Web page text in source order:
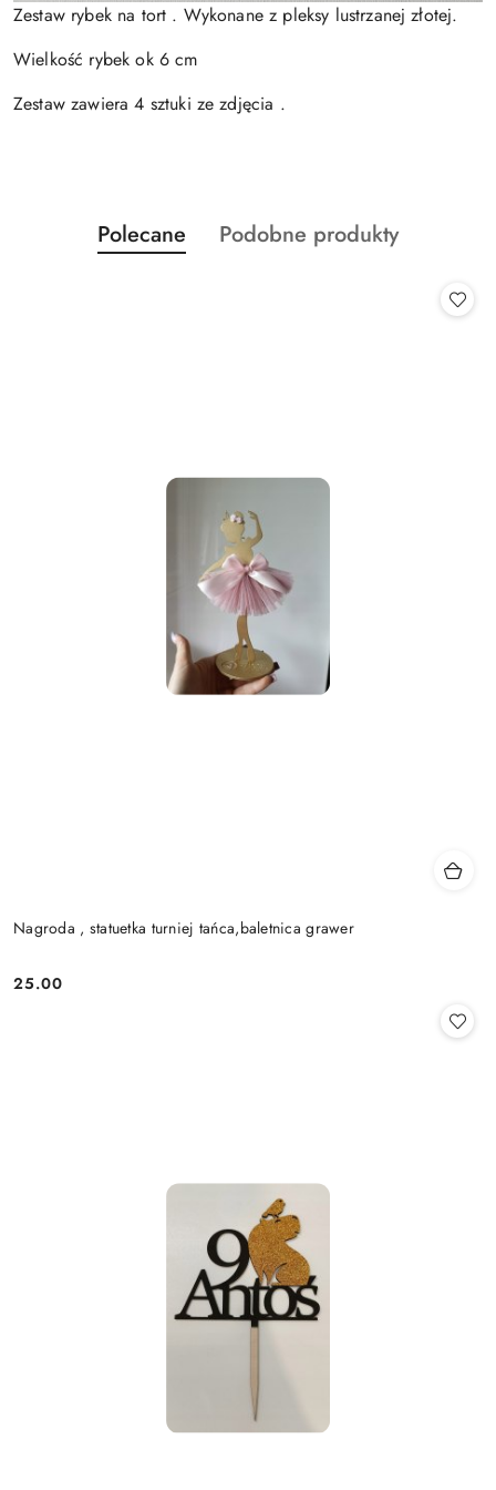
Zestaw rybek na tort . Wykonane z pleksy lustrzanej złotej.
Wielkość rybek ok 6 cm
Zestaw zawiera 4 sztuki ze zdjęcia .
Pomiń karuzelę produktów
Produkty
o
Polecane
Produkty
Podobne produkty
Nagroda , statuetka turniej tańca,baletnica grawer
Cena:
25.00